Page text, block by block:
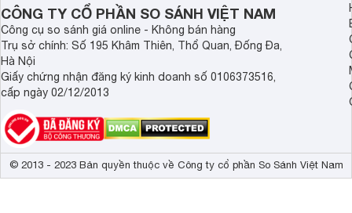
CÔNG TY CỔ PHẦN SO SÁNH VIỆT NAM
Công cụ so sánh giá online - Không bán hàng
Trụ sở chính: Số 195 Khâm Thiên, Thổ Quan, Đống Đa,
Hà Nội
Giấy chứng nhận đăng ký kinh doanh số 0106373516,
cấp ngày 02/12/2013
© 2013 - 2023 Bản quyền thuộc về Công ty cổ phần So Sánh Việt Nam